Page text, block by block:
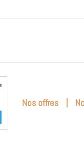
Nos offres |